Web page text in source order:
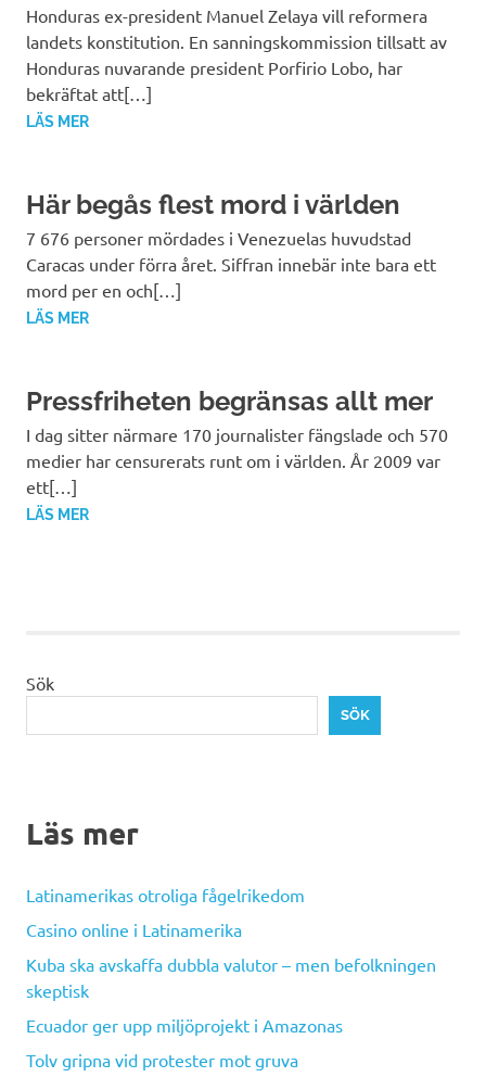
Honduras ex-president Manuel Zelaya vill reformera
landets konstitution. En sanningskommission tillsatt av
Honduras nuvarande president Porfirio Lobo, har
bekräftat att[…]
LÄS MER
Här begås flest mord i världen
7 676 personer mördades i Venezuelas huvudstad
Caracas under förra året. Siffran innebär inte bara ett
mord per en och[…]
LÄS MER
Pressfriheten begränsas allt mer
I dag sitter närmare 170 journalister fängslade och 570
medier har censurerats runt om i världen. År 2009 var
ett[…]
LÄS MER
Sök
SÖK
Läs mer
Latinamerikas otroliga fågelrikedom
Casino online i Latinamerika
Kuba ska avskaffa dubbla valutor – men befolkningen
skeptisk
Ecuador ger upp miljöprojekt i Amazonas
Tolv gripna vid protester mot gruva